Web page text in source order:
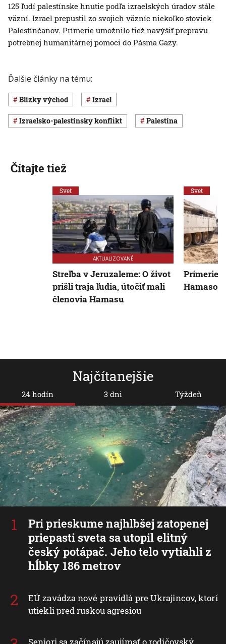
125 ľudí palestínske hnutie podľa izraelských úradov stále
väzní. Izrael prepustil zo svojich väzníc niekoľko stoviek
Palestínčanov. Prímerie umožnilo tiež navýšiť prepravu
potrebnej humanitárnej pomoci do Pásma Gazy.
Ďalšie články na tému:
Blízky východ Izrael
izraelsko-palestínsky konflikt Palestína
Najčítanejšie
24 hodín
Pri prieskume najhlbšej zatopenej
priepasti sveta sa utopil elitný
český potápač. Jeho telo vytiahli z
hĺbky 186 metrov
EÚ zavádza nové pravidlá pre Ukrajincov, ktorí
utiekli pred ruskou agresiou
3 dni Týždeň
Čítajte tiež
Svet
AKTUALIZOVANÉ
Streľba v Jeruzaleme: O život
prišli traja ľudia, útočiť mali
členovia Hamasu
Svet
Prímerie